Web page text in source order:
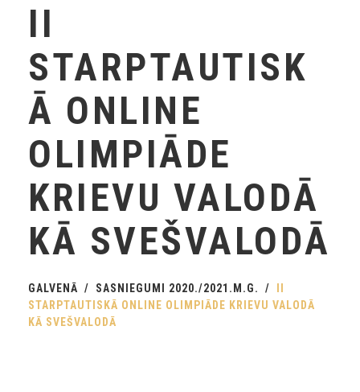
II
STARPTAUTISK
Ā ONLINE
OLIMPIĀDE
KRIEVU VALODĀ
KĀ SVEŠVALODĀ
GALVENĀ SASNIEGUMI 2020./2021.M.G.
STARPTAUTISKĀ ONLINE OLIMPIĀDE KRIEVU VALODĀ
KĀ SVEŠVALODĀ